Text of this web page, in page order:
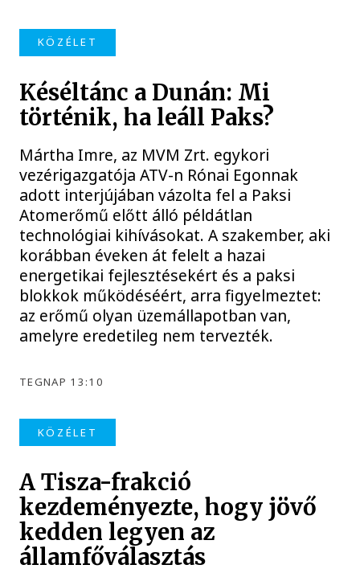
KÖZÉLET
Késéltánc a Dunán: Mi
történik, ha leáll Paks?
Mártha Imre, az MVM Zrt. egykori
vezérigazgatója ATV-n Rónai Egonnak
adott interjújában vázolta fel a Paksi
Atomerőmű előtt álló példátlan
technológiai kihívásokat. A szakember, aki
korábban éveken át felelt a hazai
energetikai fejlesztésekért és a paksi
blokkok működéséért, arra figyelmeztet:
az erőmű olyan üzemállapotban van,
amelyre eredetileg nem tervezték.
TEGNAP 13:10
KÖZÉLET
A Tisza-frakció
kezdeményezte, hogy jövő
kedden legyen az
államfőválasztás